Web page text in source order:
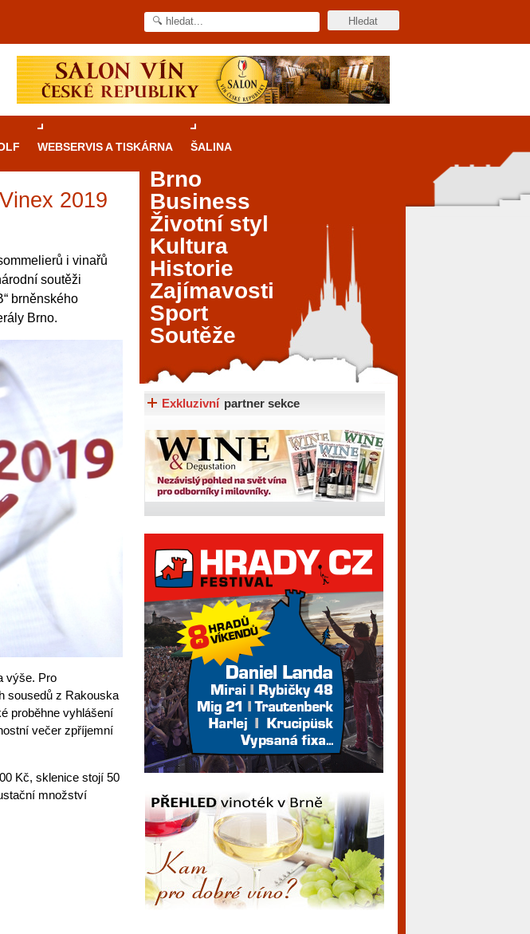
WEBSERVIS A TISKÁRNA ŠALINA
2019
i vinařů
soutěži
brněnského
Brno.
výše. Pro
sousedů z Rakouska
proběhne vyhlášení
večer zpříjemní
Kč, sklenice stojí 50
množství
v Brně: Od
památky, skvělé
Mimo jiné je ale také
a bezpečně vyzkoušet
kvetoucí moravské
her od klasické
Brno
Business
Životní styl
Kultura
Historie
Zajímavosti
Sport
Soutěže
Exkluzivní partner sekce